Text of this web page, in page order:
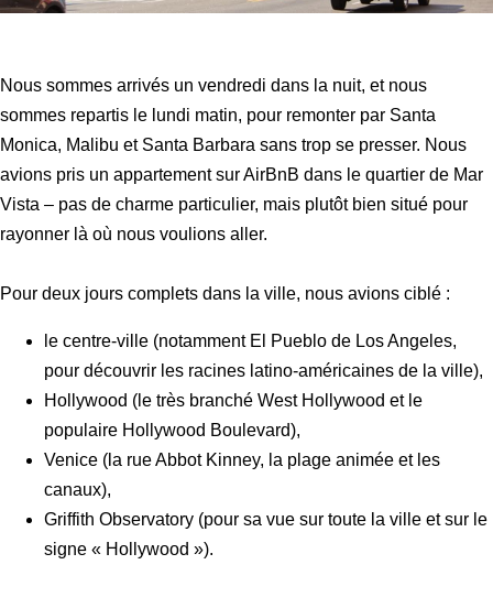
Nous sommes arrivés un vendredi dans la nuit, et nous
sommes repartis le lundi matin, pour remonter par Santa
Monica, Malibu et Santa Barbara sans trop se presser. Nous
avions pris un appartement sur AirBnB dans le quartier de Mar
Vista – pas de charme particulier, mais plutôt bien situé pour
rayonner là où nous voulions aller.
Pour deux jours complets dans la ville, nous avions ciblé :
le centre-ville (notamment El Pueblo de Los Angeles,
pour découvrir les racines latino-américaines de la ville),
Hollywood (le très branché West Hollywood et le
populaire Hollywood Boulevard),
Venice (la rue Abbot Kinney, la plage animée et les
canaux),
Griffith Observatory (pour sa vue sur toute la ville et sur le
signe « Hollywood »).